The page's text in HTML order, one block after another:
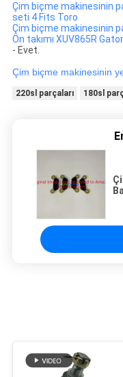
Çim biçme makinesinin
seti 4 Fits Toro
Çim biçme makinesinin
Ön takımı XUV865R
- Evet.
Çim biçme makinesinin
220sl parçaları 180sl